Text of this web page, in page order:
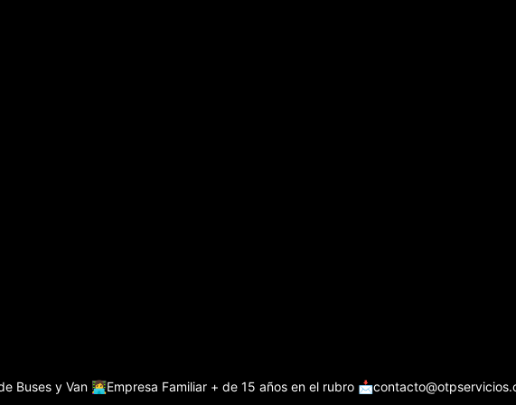
Buses y Van 👩‍💻Empresa Familiar + de 15 años en el rubro